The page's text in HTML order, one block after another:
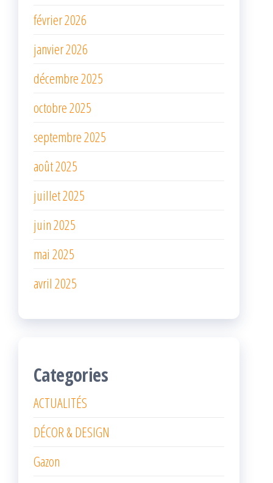
février 2026
janvier 2026
décembre 2025
octobre 2025
septembre 2025
août 2025
juillet 2025
juin 2025
mai 2025
avril 2025
Categories
ACTUALITÉS
DÉCOR & DESIGN
Gazon